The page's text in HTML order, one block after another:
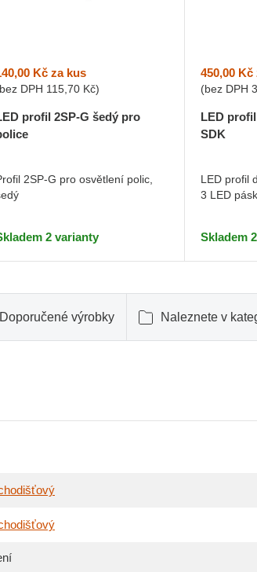
Kčza kus
DPH 115,70 Kč)
profil 2SP-G šedý pro
2SP-G pro osvětlení polic,
2 varianty
450,00 Kč
(bez DPH
LED
SDK
LED profil
3 LED
Skladem
Doporučené výrobky Naleznete v